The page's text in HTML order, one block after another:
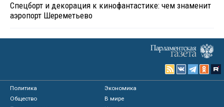
Спецборт и декорация к кинофантастике: чем знаменит
аэропорт Шереметьево
Политика
Экономика
Общество
В мире